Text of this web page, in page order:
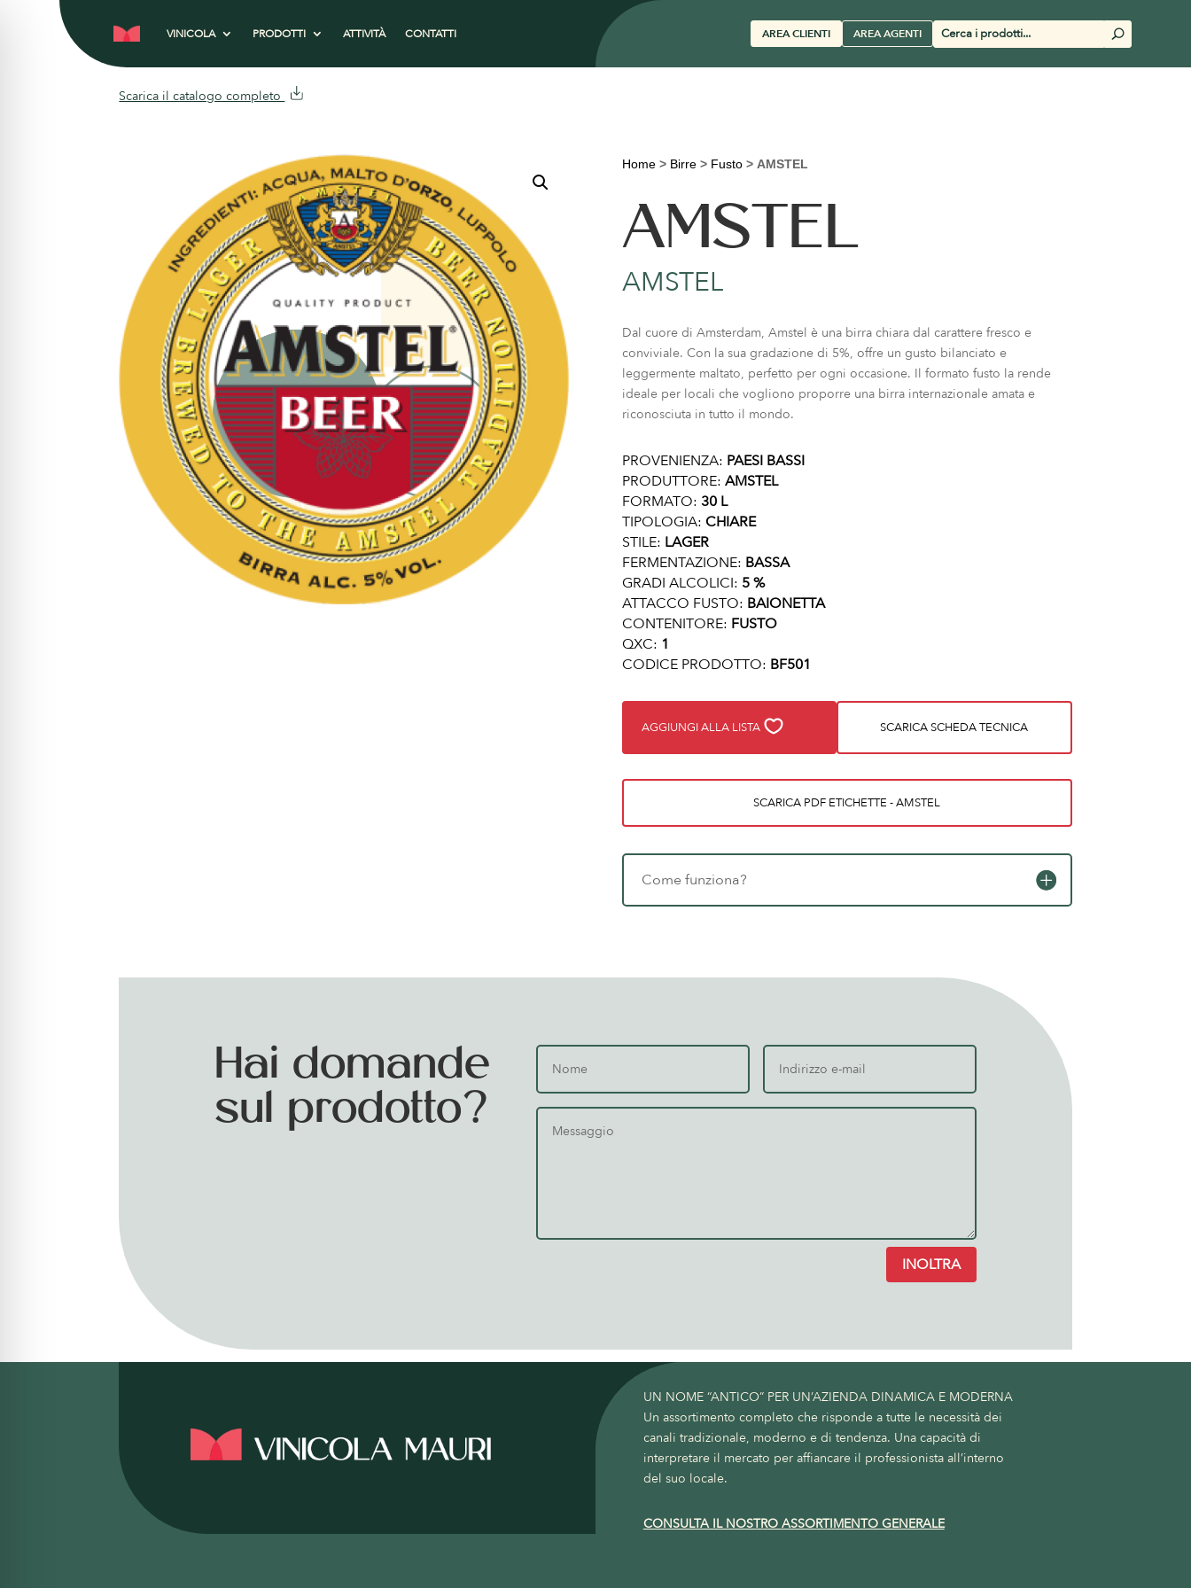
VINICOLA PRODOTTI ATTIVITÀ CONTATTI AREA CLIENTI AREA AGENTI
Cerca
prodotti
U
Scarica il catalogo completo
Home> Birre> Fusto> AMSTEL
AMSTEL
AMSTEL
Dal cuore di Amsterdam, Amstel è una birra chiara dal carattere fresco e
conviviale. Con la sua gradazione di 5%, offre un gusto bilanciato e
leggermente maltato, perfetto per ogni occasione. Il formato fusto la rende
ideale per locali che vogliono proporre una birra internazionale amata e
riconosciuta in tutto il mondo.
PROVENIENZA: PAESI BASSI
PRODUTTORE: AMSTEL
FORMATO: 30 L
TIPOLOGIA: CHIARE
STILE: LAGER
FERMENTAZIONE: BASSA
GRADI ALCOLICI: 5 %
ATTACCO FUSTO: BAIONETTA
CONTENITORE: FUSTO
QXC: 1
CODICE PRODOTTO: BF501
AGGIUNGI ALLA LISTA SCARICA SCHEDA TECNICA
SCARICA PDF ETICHETTE - AMSTEL
Come funziona?
Hai domande
sul prodotto?
INOLTRA
UN NOME “ANTICO” PER UN’AZIENDA DINAMICA E MODERNA
Un assortimento completo che risponde a tutte le necessità dei
canali tradizionale, moderno e di tendenza. Una capacità di
interpretare il mercato per affiancare il professionista all’interno
del suo locale.
CONSULTA IL NOSTRO ASSORTIMENTO GENERALE